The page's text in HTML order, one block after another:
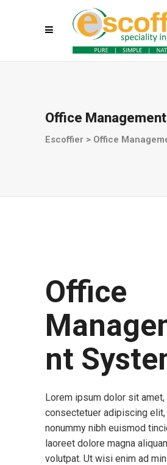
Office
Escoffier > Office
Office
nt
Lorem ipsum dolor sit amet,
consectetuer adipiscing
nonummy nibh euismod
laoreet dolore magna
volutpat. Ut wisi enim ad